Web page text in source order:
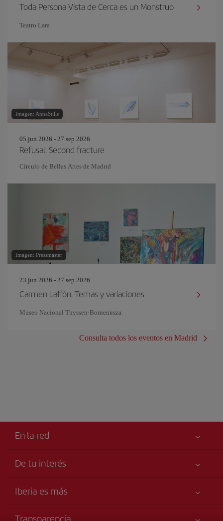
Toda Persona Vista de Cerca es un Monstruo
Teatro Lara
Imagen: AnnaStills
05 jun 2026 - 27 sep 2026
Refusal. Second fracture
Círculo de Bellas Artes de Madrid
Imagen: Pressmaster
23 jun 2026 - 27 sep 2026
Carmen Laffón. Temas y variaciones
Museo Nacional Thyssen-Bornemisza
Consulta todos los eventos en Madrid
En la red
De tu interés
Accesibilidad
Iberia es más